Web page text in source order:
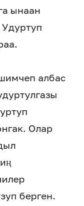
ынаан
албас
Олар
берген.